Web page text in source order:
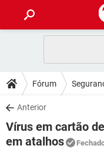
CELULAR
OUTLOOK
INSTAGRAM
GUIA DE COMPRAS
DICAS
JOGOS
OUTLOOK
DOWNLOADS
JOGOS
CELULAR
FÓRUM
Fórum
Anterior
Vírus em cartão
em atalhos